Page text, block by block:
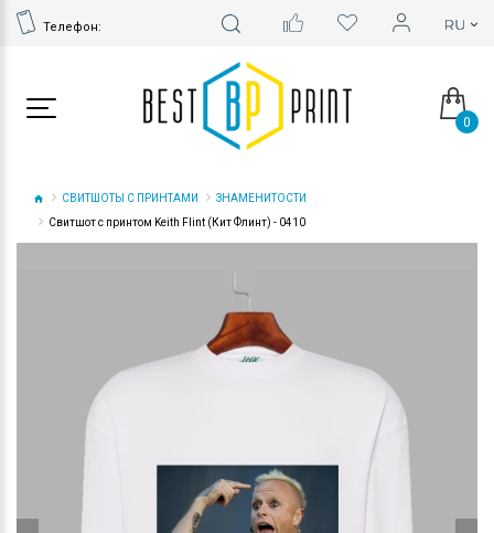
Телефон:
0
СВИТШОТЫ С ПРИНТАМИ
ЗНАМЕНИТОСТИ
Свитшот с принтом Keith Flint (Кит Флинт) - 0410